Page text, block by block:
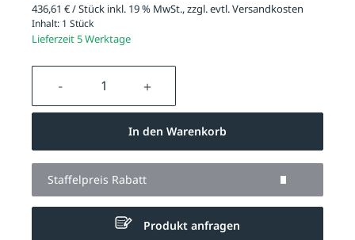
436,61 € / Stück inkl. 19 % MwSt., zzgl. evtl.Versandkosten
Inhalt: 1 Stück
Lieferzeit 5 Werktage
Produkt Anzahl: Gib den
In den Warenkorb
Staffelpreis Rabatt
Produkt anfragen